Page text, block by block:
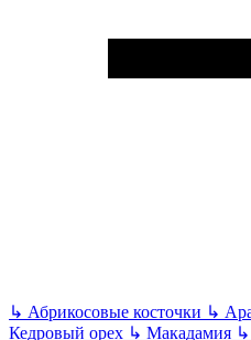
↳ Абрикосовые косточки ↳
Кедровый орех ↳ Макадамия ↳